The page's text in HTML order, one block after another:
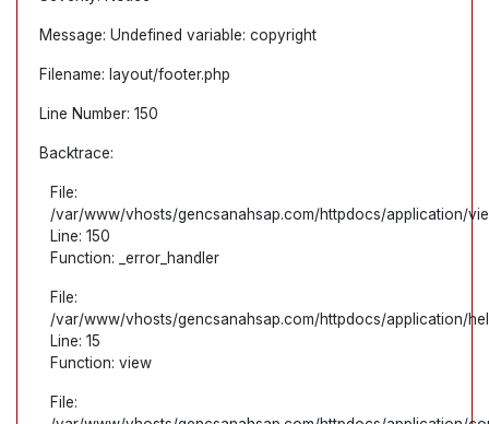
Message: Undefined variable: copyright
Filename: layout/footer.php
Line Number: 150
Backtrace:
File:
/var/www/vhosts/gencsanahsap.com/httpdocs/application/
Line: 150
Function: _error_handler
File:
/var/www/vhosts/gencsanahsap.com/httpdocs/application/
Line: 15
Function: view
File: